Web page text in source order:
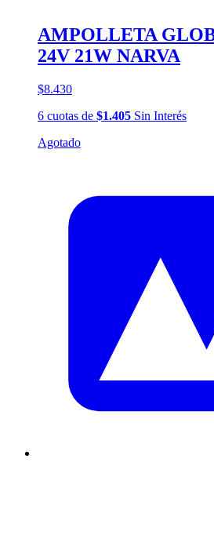
AMPOLLETA
24V 21W NARVA
$8.430
6 cuotas de $1.405 Sin Interés
Agotado